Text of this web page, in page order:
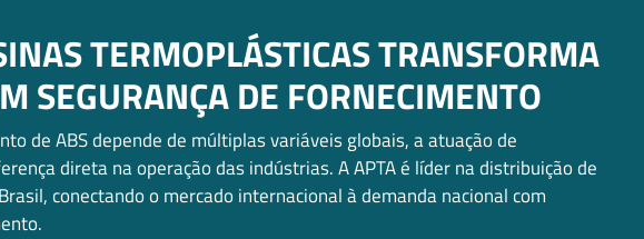
TERMOPLÁSTICAS TRANSFORMA
SEGURANÇA DE FORNECIMENTO
de ABS depende de múltiplas variáveis globais, a atuação de
direta na operação das indústrias. A APTA é líder na distribuição de
conectando o mercado internacional à demanda nacional com